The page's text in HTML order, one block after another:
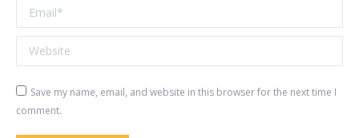
Email *
Website
Save my name, email, and website in this browser for the next time I
comment.